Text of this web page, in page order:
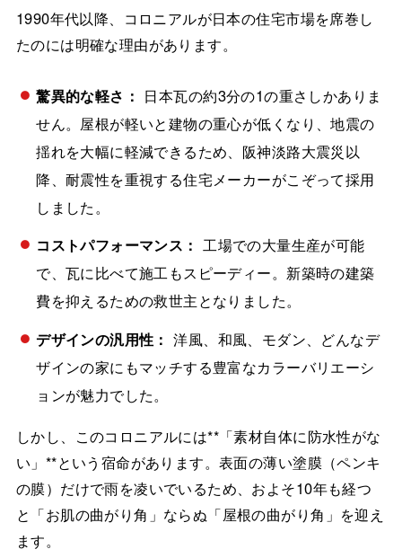
1990年代以降、コロニアルが日本の住宅市場を席巻し
たのには明確な理由があります。
驚異的な軽さ： 日本瓦の約3分の1の重さしかありま
せん。屋根が軽いと建物の重心が低くなり、地震の
揺れを大幅に軽減できるため、阪神淡路大震災以
降、耐震性を重視する住宅メーカーがこぞって採用
しました。
コストパフォーマンス： 工場での大量生産が可能
で、瓦に比べて施工もスピーディー。新築時の建築
費を抑えるための救世主となりました。
デザインの汎用性： 洋風、和風、モダン、どんなデ
ザインの家にもマッチする豊富なカラーバリエーシ
ョンが魅力でした。
しかし、このコロニアルには**「素材自体に防水性がな
い」**という宿命があります。表面の薄い塗膜（ペンキ
の膜）だけで雨を凌いでいるため、およそ10年も経つ
と「お肌の曲がり角」ならぬ「屋根の曲がり角」を迎え
ます。